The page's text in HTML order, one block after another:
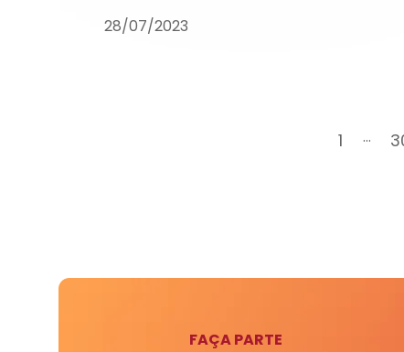
28/07/2023
1 ...
FAÇA PARTE